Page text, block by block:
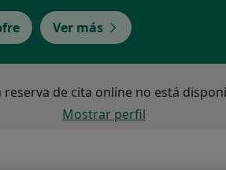
Ver más
reserva de cita online no está
Mostrar perfil